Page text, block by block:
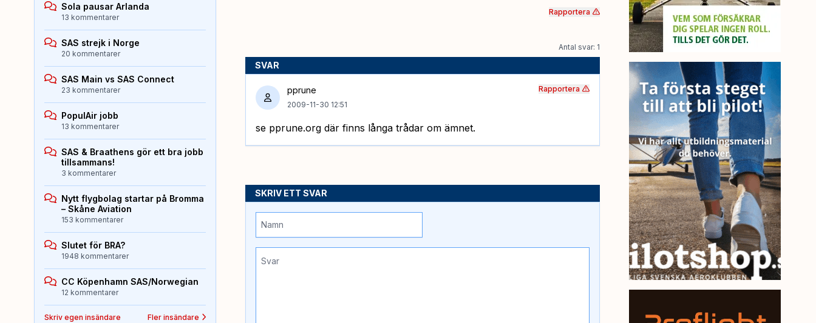
Rapportera
Antal svar: 1
SVAR
pprune
2009-11-30 12:51
se pprune.org där finns långa trådar om ämnet.
Rapportera
SKRIV ETT SVAR
Sola pausar Arlanda
13 kommentarer
SAS strejk i Norge
20 kommentarer
SAS Main vs SAS Connect
23 kommentarer
PopulAir jobb
13 kommentarer
SAS & Braathens gör ett bra jobb
tillsammans!
3 kommentarer
Nytt flygbolag startar på Bromma
– Skåne Aviation
153 kommentarer
Slutet för BRA?
1948 kommentarer
CC Köpenhamn SAS/Norwegian
12 kommentarer
Skriv egen insändare Fler insändare